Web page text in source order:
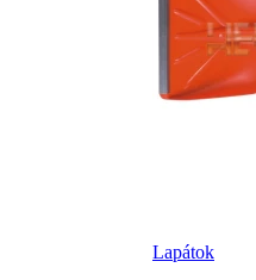
Lapátok